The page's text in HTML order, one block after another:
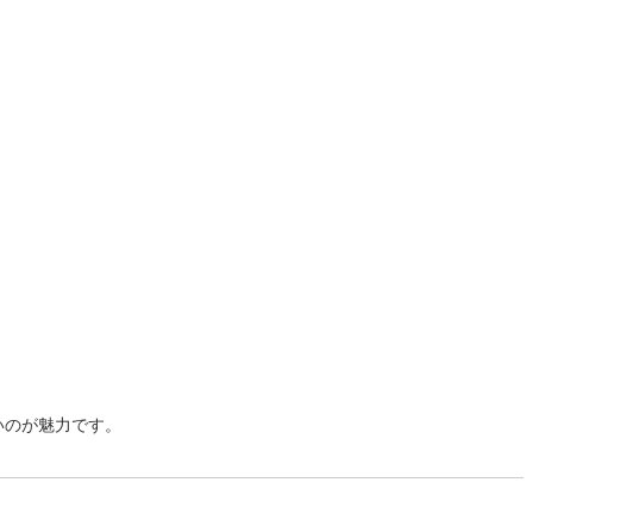
が魅力です。